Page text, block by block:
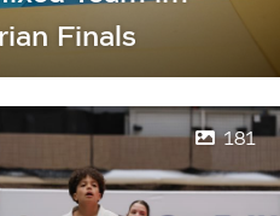
Finals
181